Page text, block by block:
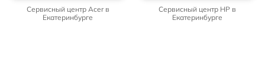
Сервисный центр Acer в
Екатеринбурге
Сервисный центр HP в
Екатеринбурге